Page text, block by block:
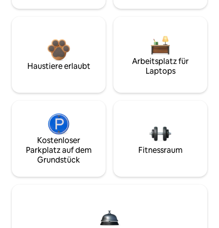
Haustiere erlaubt
Arbeitsplatz für
Laptops
Kostenloser
Parkplatz auf dem
Grundstück
Fitnessraum